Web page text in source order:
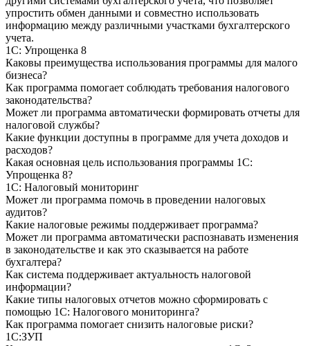
упростить обмен данными и совместно использовать
информацию между различными участками бухгалтерского
учета.
1С: Упрощенка 8
Каковы преимущества использования программы для малого
бизнеса?
Как программа помогает соблюдать требования налогового
законодательства?
Может ли программа автоматически формировать отчеты для
налоговой службы?
Какие функции доступны в программе для учета доходов и
расходов?
Какая основная цель использования программы 1С:
Упрощенка 8?
1С: Налоговый мониторинг
Может ли программа помочь в проведении налоговых
аудитов?
Какие налоговые режимы поддерживает программа?
Может ли программа автоматически распознавать изменения
в законодательстве и как это сказывается на работе
бухгалтера?
Как система поддерживает актуальность налоговой
информации?
Какие типы налоговых отчетов можно сформировать с
помощью 1С: Налогового мониторинга?
Как программа помогает снизить налоговые риски?
1С:ЗУП